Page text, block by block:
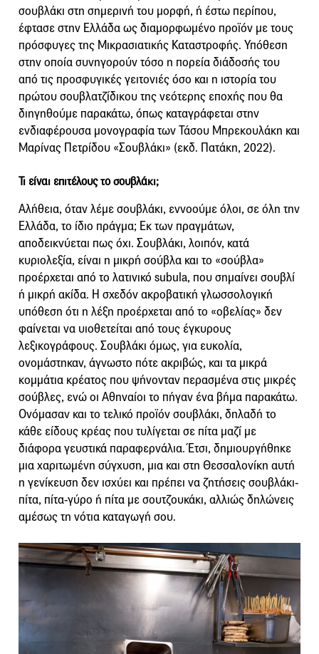
σουβλάκι στη σημερινή του μορφή, ή έστω περίπου,
έφτασε στην Ελλάδα ως διαμορφωμένο προϊόν με τους
πρόσφυγες της Μικρασιατικής Καταστροφής. Υπόθεση
στην οποία συνηγορούν τόσο η πορεία διάδοσής του
από τις προσφυγικές γειτονιές όσο και η ιστορία του
πρώτου σουβλατζίδικου της νεότερης εποχής που θα
διηγηθούμε παρακάτω, όπως καταγράφεται στην
ενδιαφέρουσα μονογραφία των Τάσου Μπρεκουλάκη και
Μαρίνας Πετρίδου «Σουβλάκι» (εκδ. Πατάκη, 2022).
Τι είναι επιτέλους το σουβλάκι;
Αλήθεια, όταν λέμε σουβλάκι, εννοούμε όλοι, σε όλη την
Ελλάδα, το ίδιο πράγμα; Εκ των πραγμάτων,
αποδεικνύεται πως όχι. Σουβλάκι, λοιπόν, κατά
κυριολεξία, είναι η μικρή σούβλα και το «σούβλα»
προέρχεται από το λατινικό subula, που σημαίνει σουβλί
ή μικρή ακίδα. Η σχεδόν ακροβατική γλωσσολογική
υπόθεση ότι η λέξη προέρχεται από το «οβελίας» δεν
φαίνεται να υιοθετείται από τους έγκυρους
λεξικογράφους. Σουβλάκι όμως, για ευκολία,
ονομάστηκαν, άγνωστο πότε ακριβώς, και τα μικρά
κομμάτια κρέατος που ψήνονταν περασμένα στις μικρές
σούβλες, ενώ οι Αθηναίοι το πήγαν ένα βήμα παρακάτω.
Ονόμασαν και το τελικό προϊόν σουβλάκι, δηλαδή το
κάθε είδους κρέας που τυλίγεται σε πίτα μαζί με
διάφορα γευστικά παραφερνάλια. Έτσι, δημιουργήθηκε
μια χαριτωμένη σύγχυση, μια και στη Θεσσαλονίκη αυτή
η γενίκευση δεν ισχύει και πρέπει να ζητήσεις σουβλάκι-
πίτα, πίτα-γύρο ή πίτα με σουτζουκάκι, αλλιώς δηλώνεις
αμέσως τη νότια καταγωγή σου.